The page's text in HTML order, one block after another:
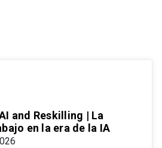
and Reskilling | La
en la era de la IA